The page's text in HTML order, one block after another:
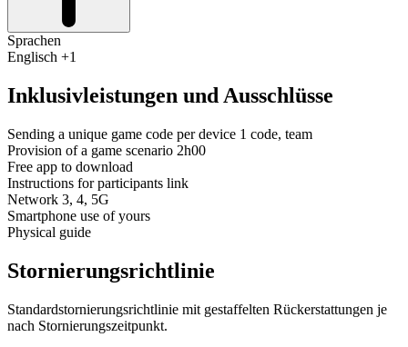
Sprachen
Englisch +1
Inklusivleistungen und Ausschlüsse
Sending a unique game code per device 1 code, team
Provision of a game scenario 2h00
Free app to download
Instructions for participants link
Network 3, 4, 5G
Smartphone use of yours
Physical guide
Stornierungsrichtlinie
Standardstornierungsrichtlinie mit gestaffelten Rückerstattungen je
nach Stornierungszeitpunkt.